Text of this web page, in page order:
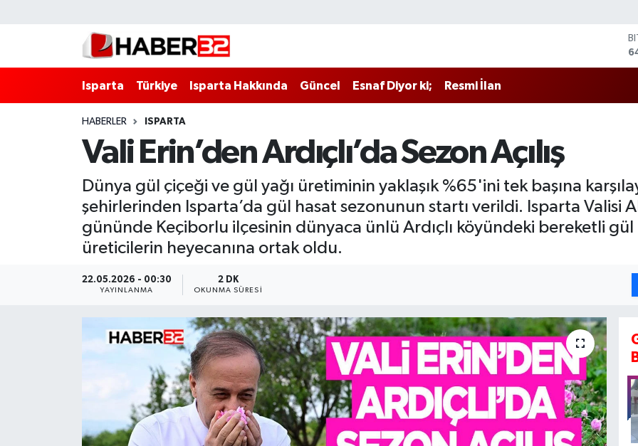
Isparta Türkiye Isparta Hakkında Güncel Esnaf Diyor ki; Resmi İlan
HABERLER ISPARTA
Vali Erin’den Ardıçlı’da Sezon Açılış
Dünya gül çiçeği ve gül yağı üretiminin yaklaşık %65'ini tek başına
şehirlerinden Isparta’da gül hasat sezonunun startı verildi. Isparta Valisi
gününde Keçiborlu ilçesinin dünyaca ünlü Ardıçlı köyündeki bereketli
üreticilerin heyecanına ortak oldu.
22.05.2026 - 00:30
YAYINLANMA
2 DK
OKUNMA SÜRESI
Isparta Hakkında
Esnaf Diyor ki;
BİLİM VE TEKNOLOJİ
HABERDE İNSAN
Isparta Nöbetçi Eczaneler
Isparta Hava Durumu
Isparta Trafik Yoğunluk Haritası
Süper Lig Puan Durumu ve Fikstür
Tüm Manşetler
Son Dakika Haberleri